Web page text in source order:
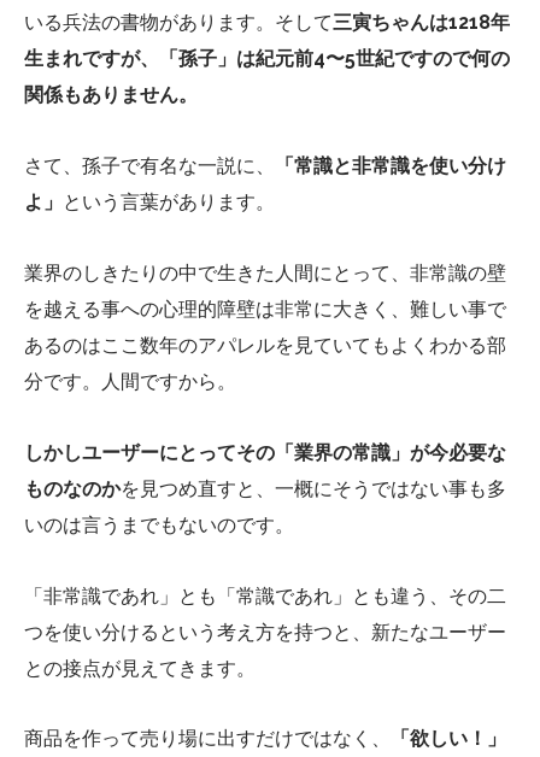
いる兵法の書物があります。そして三寅ちゃんは1218年
生まれですが、「孫子」は紀元前4〜5世紀ですので何の
関係もありません。
さて、孫子で有名な一説に、
「常識と非常識を使い分け
よ」 という言葉があります。
業界のしきたりの中で生きた人間にとって、非常識の壁
を越える事への心理的障壁は非常に大きく、難しい事で
あるのはここ数年のアパレルを見ていてもよくわかる部
分です。人間ですから。
しかしユーザーにとってその「業界の常識」が今必要な
ものなのかを見つめ直すと、一概にそうではない事も多
いのは言うまでもないのです。
「非常識であれ」とも「常識であれ」とも違う、その二
つを使い分けるという考え方を持つと、新たなユーザー
との接点が見えてきます。
商品を作って売り場に出すだけではなく、
「欲しい！」